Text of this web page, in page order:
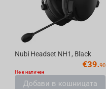
Nubi Headset NH1, Black
€39.90
Не е наличен
Добави в кошницата